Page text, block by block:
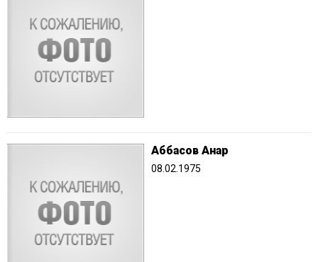
Аббасов Анар
08.02.1975